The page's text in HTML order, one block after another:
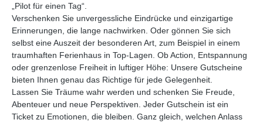
„Pilot für einen Tag“.
Verschenken Sie unvergessliche Eindrücke und einzigartige
Erinnerungen, die lange nachwirken. Oder gönnen Sie sich
selbst eine Auszeit der besonderen Art, zum Beispiel in einem
traumhaften Ferienhaus in Top-Lagen. Ob Action, Entspannung
oder grenzenlose Freiheit in luftiger Höhe: Unsere Gutscheine
bieten Ihnen genau das Richtige für jede Gelegenheit.
Lassen Sie Träume wahr werden und schenken Sie Freude,
Abenteuer und neue Perspektiven. Jeder Gutschein ist ein
Ticket zu Emotionen, die bleiben. Ganz gleich, welchen Anlass